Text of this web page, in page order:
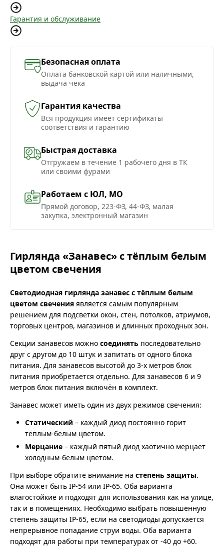
Гарантия и обслуживание
Безопасная оплата
Оплата банковской картой или наличными,
выдача чека
Гарантия качества
Вся продукция имеет сертификаты
соответствия и гарантию
Быстрая доставка
Отгружаем в течение 1 рабочего дня в ТК
или своими фурами
Работаем с ЮЛ, МО
Прямой договор, 223-ФЗ, 44-ФЗ, малая
закупка, электронный магазин
Гирлянда «Занавес» с тёплым белым
цветом свечения
Светодиодная гирлянда занавес с тёплым белым
цветом свечения является самым популярным
решением для подсветки окон, стен, потолков, атриумов,
торговых центров, магазинов и длинных проходных зон.
Секции занавесов можно соединять последовательно
друг с другом до 10 штук и запитать от одного блока
питания. Для занавесов высотой до 3-х метров блок
питания приобретается отдельно. Для занавесов 6 и 9
метров блок питания включён в комплект.
Занавес может иметь один из двух режимов свечения:
Статический – каждый диод постоянно горит
тёплым-белым цветом.
Мерцание – каждый пятый диод хаотично мерцает
холодным-белым цветом.
При выборе обратите внимание на степень защиты.
Она может быть IP-54 или IP-65. Оба варианта
влагостойкие и подходят для использования как на улице,
так и в помещениях. Необходимо выбрать повышенную
степень защиты IP-65, если на светодиоды допускается
непрерывное попадание струи воды. Оба варианта
подходят для работы при температурах от -40 до +60.